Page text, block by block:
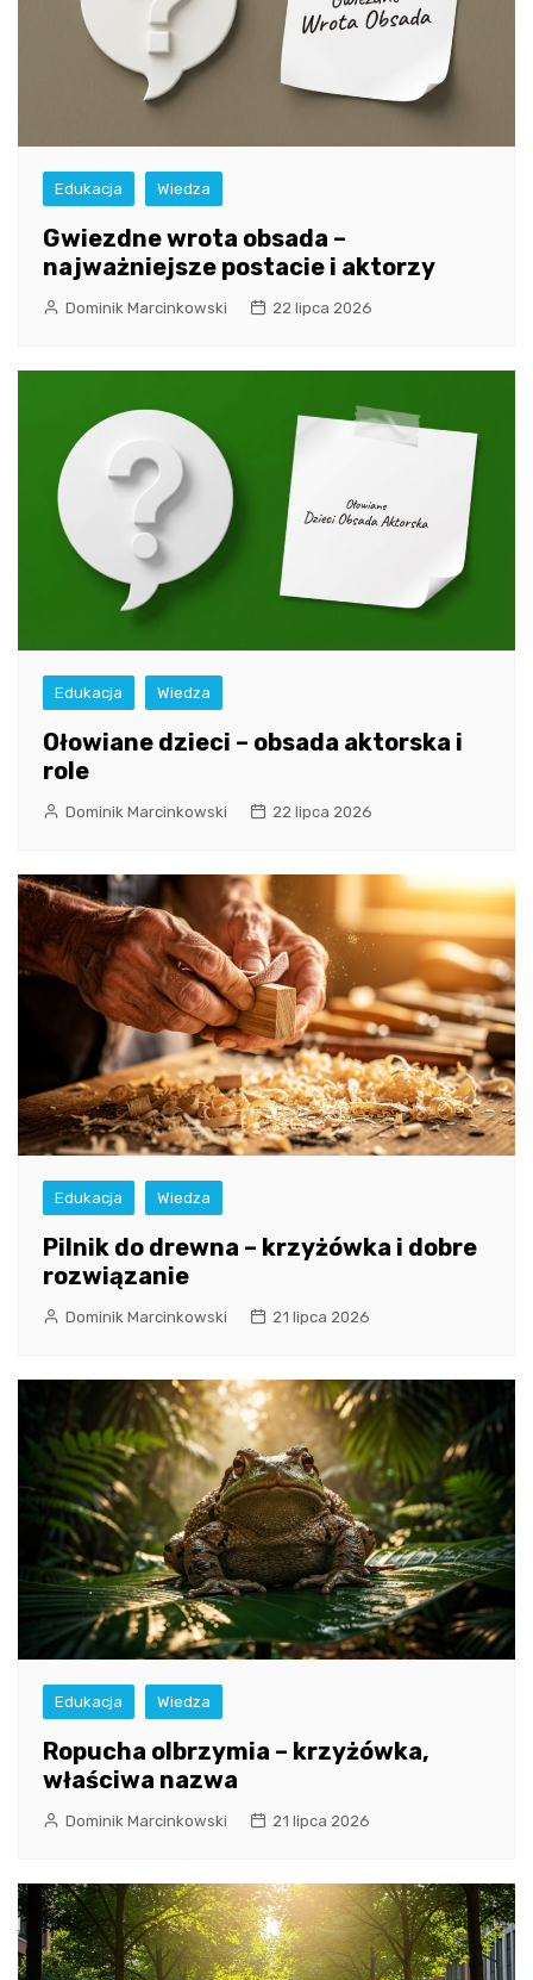
Edukacja Wiedza
Gwiezdne wrota obsada –
najważniejsze postacie i aktorzy
Dominik Marcinkowski 22 lipca 2026
Edukacja Wiedza
Ołowiane dzieci – obsada aktorska i
role
Dominik Marcinkowski 22 lipca 2026
Edukacja Wiedza
Pilnik do drewna – krzyżówka i dobre
rozwiązanie
Dominik Marcinkowski 21 lipca 2026
Edukacja Wiedza
Ropucha olbrzymia – krzyżówka,
właściwa nazwa
Dominik Marcinkowski 21 lipca 2026